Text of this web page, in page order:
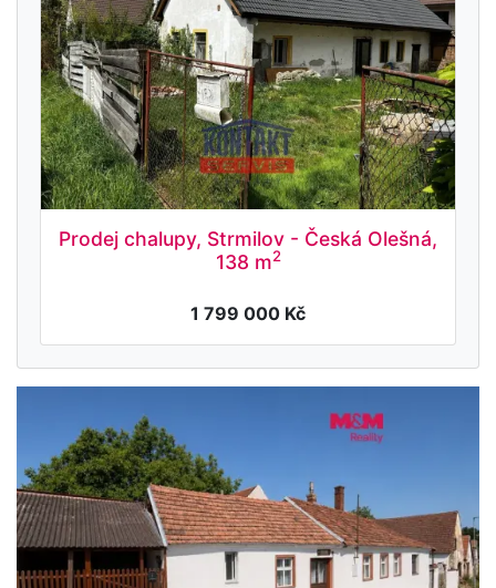
Prodej chalupy, Strmilov - Česká Olešná,
138 m2
1 799 000 Kč